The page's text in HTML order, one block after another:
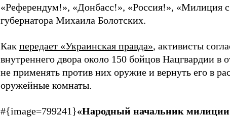
«Референдум!», «Донбасс!», «Россия!», «Милиция с
губернатора Михаила Болотских.
Как передает «Украинская правда», активисты
внутреннего двора около 150 бойцов Нацгвардии в
не применять против них оружие и вернуть его в
оружейные комнаты.
#{image=799241}«Народный начальник